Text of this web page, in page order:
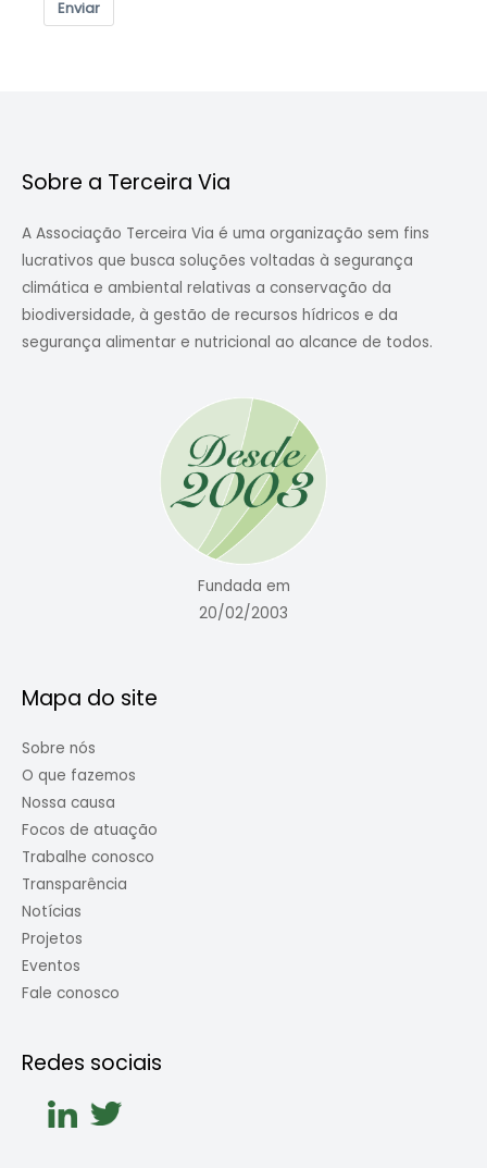
Enviar
Sobre a Terceira Via
A Associação Terceira Via é uma organização sem fins
lucrativos que busca soluções voltadas à segurança
climática e ambiental relativas a conservação da
biodiversidade, à gestão de recursos hídricos e da
segurança alimentar e nutricional ao alcance de todos.
Fundada em
20/02/2003
Mapa do site
Sobre nós
O que fazemos
Nossa causa
Focos de atuação
Trabalhe conosco
Transparência
Notícias
Projetos
Eventos
Fale conosco
Redes sociais